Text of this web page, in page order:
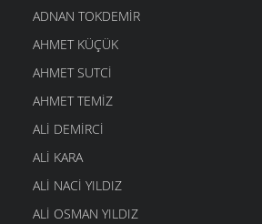
ADNAN TOKDEMIR
AHMET KÜÇÜK
AHMET SUTCI
AHMET TEMIZ
ALI DEMIRCI
ALI KARA
ALI NACI YILDIZ
ALI OSMAN YILDIZ